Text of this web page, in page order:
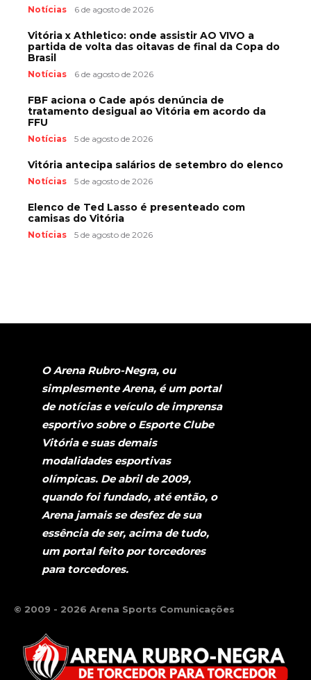
Notícias 6 de agosto de 2026
Vitória x Athletico: onde assistir AO VIVO a
partida de volta das oitavas de final da Copa do
Brasil
Notícias 6 de agosto de 2026
FBF aciona o Cade após denúncia de
tratamento desigual ao Vitória em acordo da
FFU
Notícias 5 de agosto de 2026
Vitória antecipa salários de setembro do elenco
Notícias 5 de agosto de 2026
Elenco de Ted Lasso é presenteado com
camisas do Vitória
Notícias 5 de agosto de 2026
O Arena Rubro-Negra, ou
simplesmente Arena, é um portal
de notícias e veículo de imprensa
esportivo sobre o Esporte Clube
Vitória e suas demais
modalidades esportivas
olímpicas. De abril de 2009,
quando foi fundado, até então, o
Arena jamais se desfez de sua
essência de ser, acima de tudo,
um portal feito por torcedores
para torcedores.
© 2009 - 2026 Arena Sports Comunicações